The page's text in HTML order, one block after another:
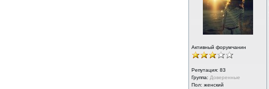
Активный форумчанин
Репутация: 83
Группа: Доверенные
Пол: женский